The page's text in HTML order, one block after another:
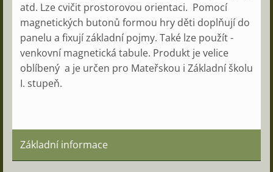
atd. Lze cvičit prostorovou orientaci. Pomocí
magnetických butonů formou hry děti doplňují do
panelu a fixují základní pojmy. Také lze použít -
venkovní magnetická tabule. Produkt je velice
oblíbený a je určen pro Mateřskou i Základní školu
I. stupeň.
Základní informace